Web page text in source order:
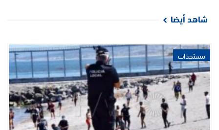
شاهد أيضا
مستجدات